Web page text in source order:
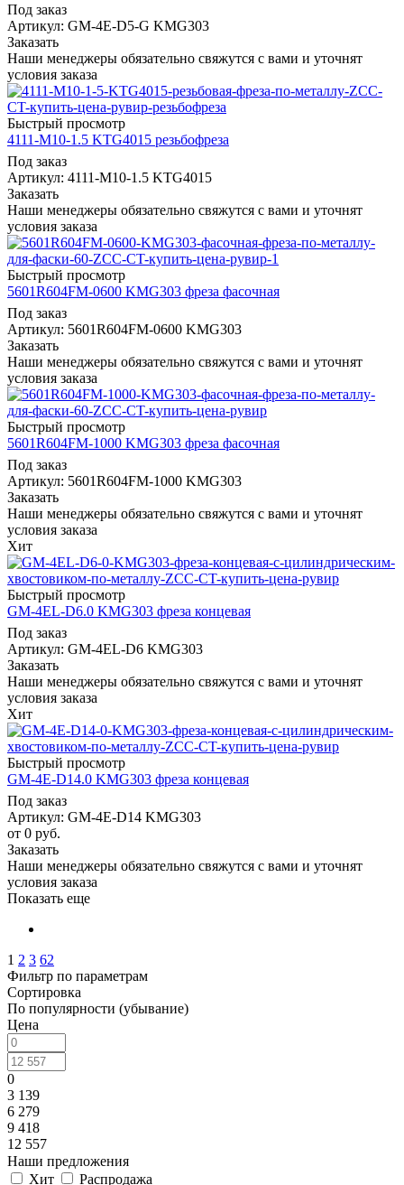
Под заказ
Артикул: GM-4E-D5-G KMG303
Заказать
Наши менеджеры обязательно свяжутся с вами и уточнят
условия заказа
Быстрый просмотр
4111-M10-1.5 KTG4015 резьбофреза
Под заказ
Артикул: 4111-M10-1.5 KTG4015
Заказать
Наши менеджеры обязательно свяжутся с вами и уточнят
условия заказа
Быстрый просмотр
5601R604FM-0600 KMG303 фреза фасочная
Под заказ
Артикул: 5601R604FM-0600 KMG303
Заказать
Наши менеджеры обязательно свяжутся с вами и уточнят
условия заказа
Быстрый просмотр
5601R604FM-1000 KMG303 фреза фасочная
Под заказ
Артикул: 5601R604FM-1000 KMG303
Заказать
Наши менеджеры обязательно свяжутся с вами и уточнят
условия заказа
Хит
Быстрый просмотр
GM-4EL-D6.0 KMG303 фреза концевая
Под заказ
Артикул: GM-4EL-D6 KMG303
Заказать
Наши менеджеры обязательно свяжутся с вами и уточнят
условия заказа
Хит
Быстрый просмотр
GM-4E-D14.0 KMG303 фреза концевая
Под заказ
Артикул: GM-4E-D14 KMG303
от 0 руб.
Заказать
Наши менеджеры обязательно свяжутся с вами и уточнят
условия заказа
Показать еще
1 2 3 62
Фильтр по параметрам
Сортировка
По популярности (убывание)
Цена
0
3 139
6 279
9 418
12 557
Наши предложения
Хит
Распродажа